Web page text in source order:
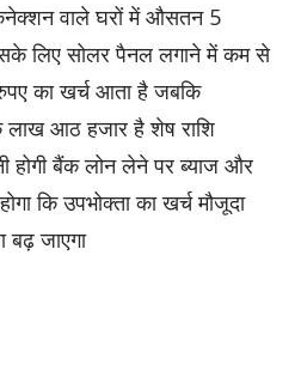
वाले घरों में औसतन 5
लिए सोलर पैनल लगाने में कम से
का खर्च आता है जबकि
आठ हजार है शेष राशि
होगी बैंक लोन लेने पर ब्याज और
कि उपभोक्ता का खर्च मौजूदा
बढ़ जाएगा